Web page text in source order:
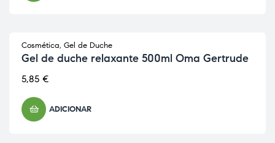
Cosmética, Gel de Duche
Gel de duche relaxante 500ml Oma Gertrude
5,85 €
ADICIONAR